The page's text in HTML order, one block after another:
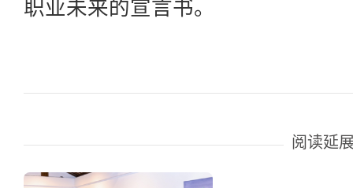
职业未来的宣言书。
阅读延